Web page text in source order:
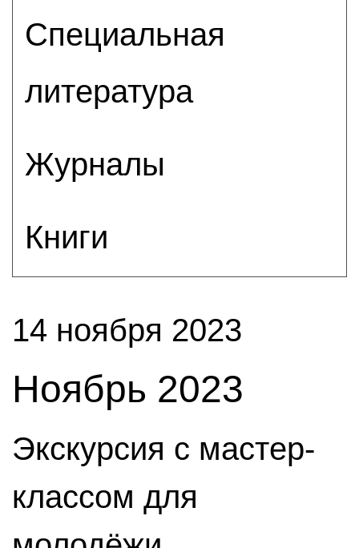
Специальная
литература
Журналы
Книги
14 ноября 2023
Ноябрь 2023
Экскурсия с мастер-
классом для